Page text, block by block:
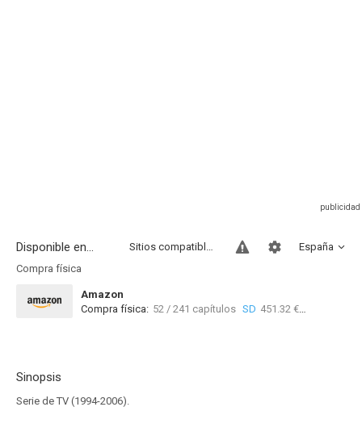
Disponible en... España
Sitios compatibles
Compra física
Amazon
Compra física: 52 / 241 capítulos SD 451.32 €
Sinopsis
Serie de TV (1994-2006).